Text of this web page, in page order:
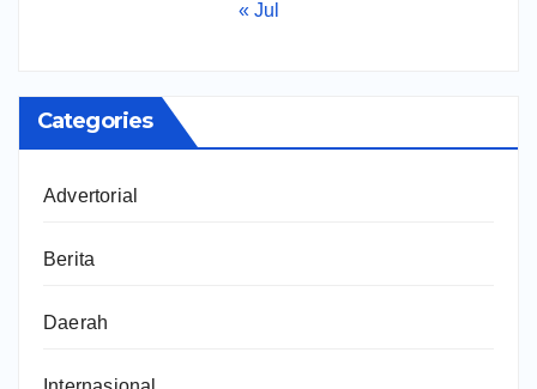
« Jul
Categories
Advertorial
Berita
Daerah